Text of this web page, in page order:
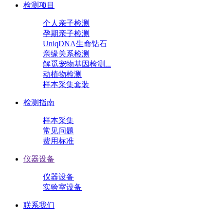
检测项目
个人亲子检测
孕期亲子检测
UniqDNA生命钻石
亲缘关系检测
解觅宠物基因检测...
动植物检测
样本采集套装
检测指南
样本采集
常见问题
费用标准
仪器设备
仪器设备
实验室设备
联系我们